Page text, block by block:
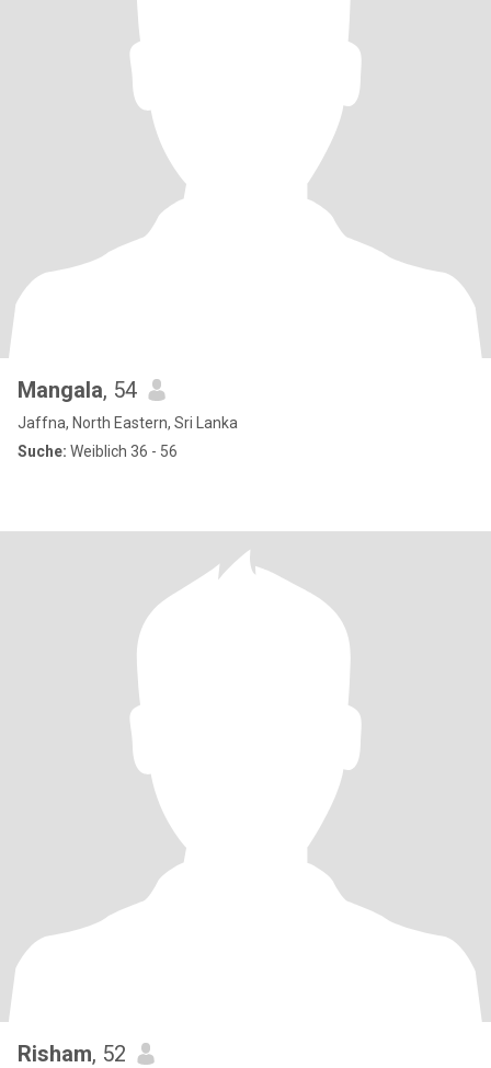
Mangala, 54
Jaffna, North Eastern, Sri Lanka
Suche: Weiblich 36 - 56
Risham, 52